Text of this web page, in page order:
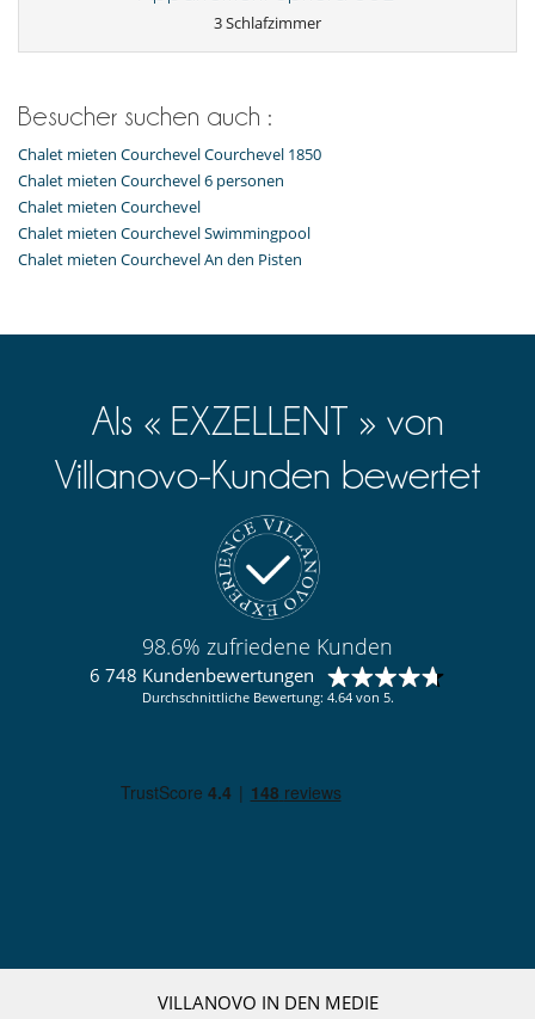
Sauna
Spa
Draußen
Terrasse(n)
Für Ihre Mahlzeiten
Bed & Breakfast
Haartrockner
In der Nähe
Pisten weniger als 100 m entfernt
Kinder willkommen
Kinder-Bereich
Kinderbett und Hochstuhl auf Anfrage
Personal
3 Schlafzimmer
Besucher suchen auch :
Chalet mieten Courchevel Courchevel 1850
Chalet mieten Courchevel 6 personen
Chalet mieten Courchevel
Chalet mieten Courchevel Swimmingpool
Chalet mieten Courchevel An den Pisten
Als « EXZELLENT » von
Villanovo-Kunden bewertet
98.6% zufriedene Kunden
6 748 Kundenbewertungen
Durchschnittliche Bewertung: 4.64 von 5.
VILLANOVO IN DEN MEDIE